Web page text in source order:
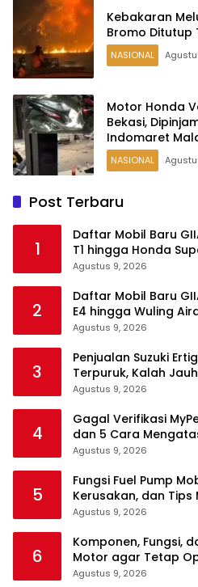
Kebakaran
Bromo Ditutup
NASIONAL
Motor Honda
Bekasi,
Indomaret
NASIONAL
Post Terbaru
1
Daftar Mobil Baru
T1 hingga Honda
Agustus 9, 2026
2
Daftar Mobil Baru
E4 hingga Wuling
Agustus 9, 2026
3
Penjualan Suzuki
Terpuruk, Kalah
Agustus 9, 2026
4
Gagal Verifikasi
dan 5 Cara
Agustus 9, 2026
5
Fungsi Fuel Pump
Kerusakan, dan
Agustus 9, 2026
6
Komponen, Fungsi,
Motor agar Tetap
Agustus 9, 2026